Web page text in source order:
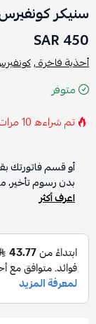
سنيكر
450 SAR
أحذية فاخرة ,
متوفر
تم شراءه10
أو قسم فاتورتك
بدون رسوم تأخير،
اعرف أكثر